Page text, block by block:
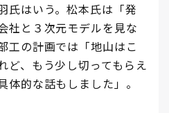
氏はいう。松本氏は「発
社と３次元モデルを見な
工の計画では「地山はこ
ど、もう少し切ってもらえ
体的な話もしました」。